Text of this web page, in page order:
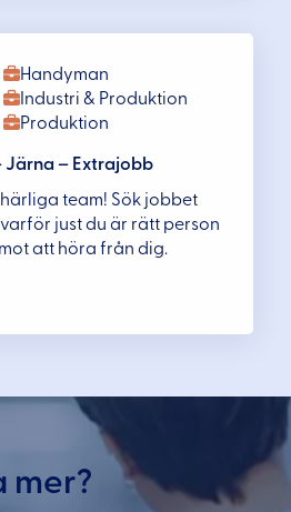
Handyman
Industri & Produktion
Produktion
Järna – Extrajobb
team! Sök jobbet
just du är rätt person
att höra från dig.
mer?